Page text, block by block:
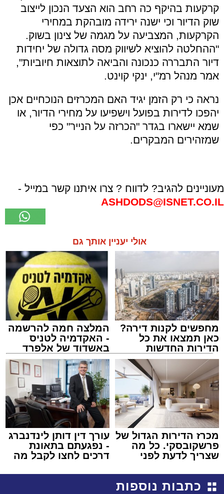
קרקעות בהיקף כה רחב הוא הצעד הנכון לייצוב
שוק הדיור וכי ישנה ירידה מובהקת במחירי
הקרקעות, המצביעה על מגמה של צינון בשוק.
"ההחלטה להוציא לשיווק מסה גדולה של יחידות
דיור התבררה כנכונה והביאה לתוצאות חיוביות",
אמר מנהל רמ"י, ינקי קוינט.
נראה כי רק הזמן יגיד האם המכרזים הנוכחיים אכן
יהפכו לדירות בפועל וישפיעו על מחירי הדיור, או
שמא יישארו בגדר "הכרזה על הנייר" כפי
שמזהירים המבקרים.
מעוניינים להגיב? לדווח ? צרו איתנו קשר במייל -
ASHDODS@ISNET.CO.IL
אולי יעניין אותך גם
מחפשים לקנות דירה?
כאן תמצאו את כל
הדירות החדשות
למכירה באשדוד >>>
המלצה חמה להרשמה
- האקדמיה לטניס
באשדוד של אלפרד
קריאולנסקי - לילדים
מכרז הדירות הגדול של
פרשקובסקי. כל מה
שצריך לדעת לפני
באשדוד
עורך דין דותן לינדנברג
- נפגעתם בתאונת
דרכים לחצו לקבל מה
כתבות נוספות